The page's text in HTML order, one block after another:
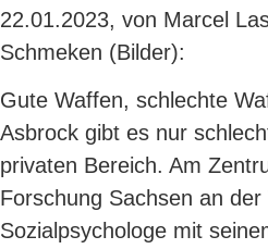
22.01.2023, von Marcel
Schmeken (Bilder):
Gute Waffen, schlechte
Asbrock gibt es nur
privaten Bereich. Am
Forschung Sachsen an
Sozialpsychologe mit